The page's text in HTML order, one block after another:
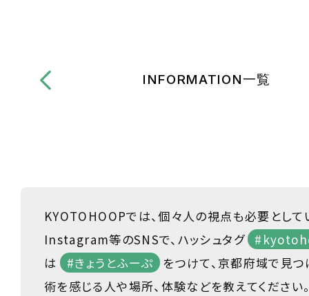
INFORMATION一覧
KYOTOHOOPでは、個々人の視点も必要として
Instagram等のSNSで、ハッシュタグ
は
#きょうとふーぷ
をつけて、京都府域で見
術を感じる人や場所、体験などを教えてください